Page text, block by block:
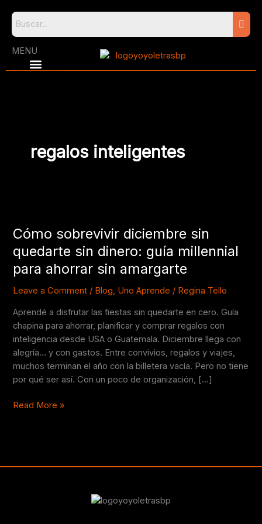
content
MENU
regalos inteligentes
Cómo sobrevivir diciembre sin
quedarte sin dinero: guía millennial
para ahorrar sin amargarte
Leave a Comment / Blog, Uno Aprende / Regina Tello
Aprendé a disfrutar las fiestas sin quedarte en cero. Guía
chapina para ahorrar, planificar y comprar regalos con
inteligencia desde USA o Guatemala. Diciembre llega con
alegría… y con gastos. Entre convivios, regalos y viajes,
muchos terminan el año con la billetera vacía. Pero no tiene
por qué ser así. Con un poco de organización, […]
diciembre
quedarte
sin
dinero:
millennial
para
ahorrar
sin
amargarte
Read More »